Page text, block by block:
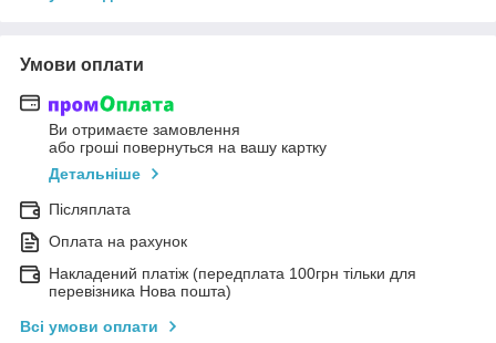
Умови оплати
Ви отримаєте замовлення
або гроші повернуться на вашу картку
Детальніше
Післяплата
Оплата на рахунок
Накладений платіж (передплата 100грн тільки для
перевізника Нова пошта)
Всі умови оплати